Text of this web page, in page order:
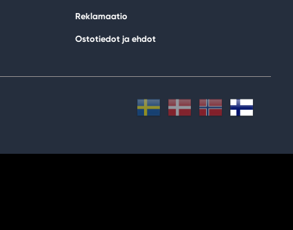
Reklamaatio
Ostotiedot ja ehdot